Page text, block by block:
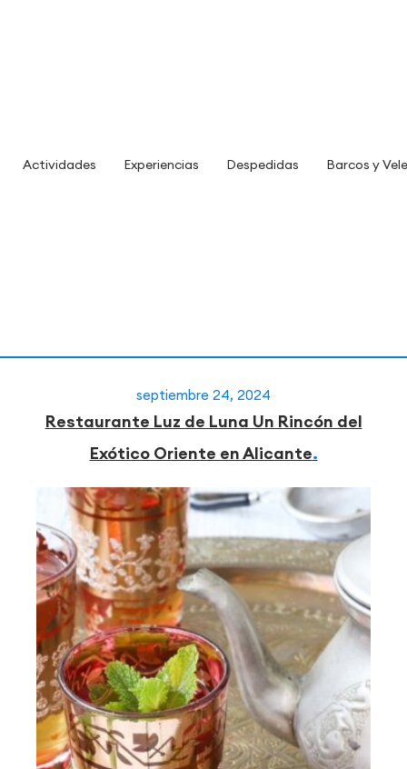
Actividades Experiencias Despedidas Barcos y
septiembre 24, 2024
Restaurante Luz de Luna Un Rincón del
Exótico Oriente en Alicante